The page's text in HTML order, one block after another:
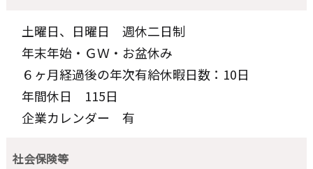
土曜日、日曜日 週休二日制
年末年始・ＧＷ・お盆休み
６ヶ月経過後の年次有給休暇日数：10日
年間休日 115日
企業カレンダー 有
社会保険等